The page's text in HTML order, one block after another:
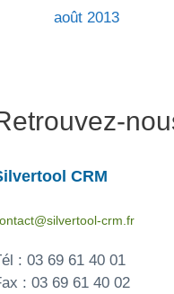
août 2013
CRM
crm.fr
: 03 69 61 40 01
: 03 69 61 40 02